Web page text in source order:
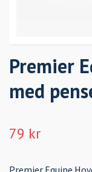
Premier
med
79 kr